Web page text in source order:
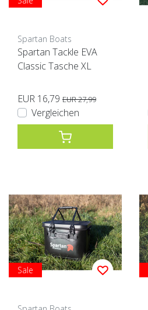
Spartan Boats
Spartan Tackle EVA
Classic Tasche XL
EUR 16,79 EUR 27,99
Vergleichen
Sale